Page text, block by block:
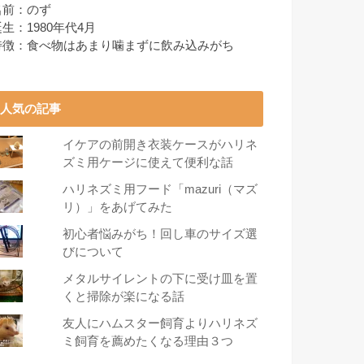
前：のず
：1980年代4月
徴：食べ物はあまり噛まずに飲み込みがち
人気の記事
イケアの前開き衣装ケースがハリネ
ズミ用ケージに使えて便利な話
ハリネズミ用フード「mazuri（マズ
リ）」をあげてみた
初心者悩みがち！回し車のサイズ選
びについて
メタルサイレントの下に受け皿を置
くと掃除が楽になる話
友人にハムスター飼育よりハリネズ
ミ飼育を薦めたくなる理由３つ